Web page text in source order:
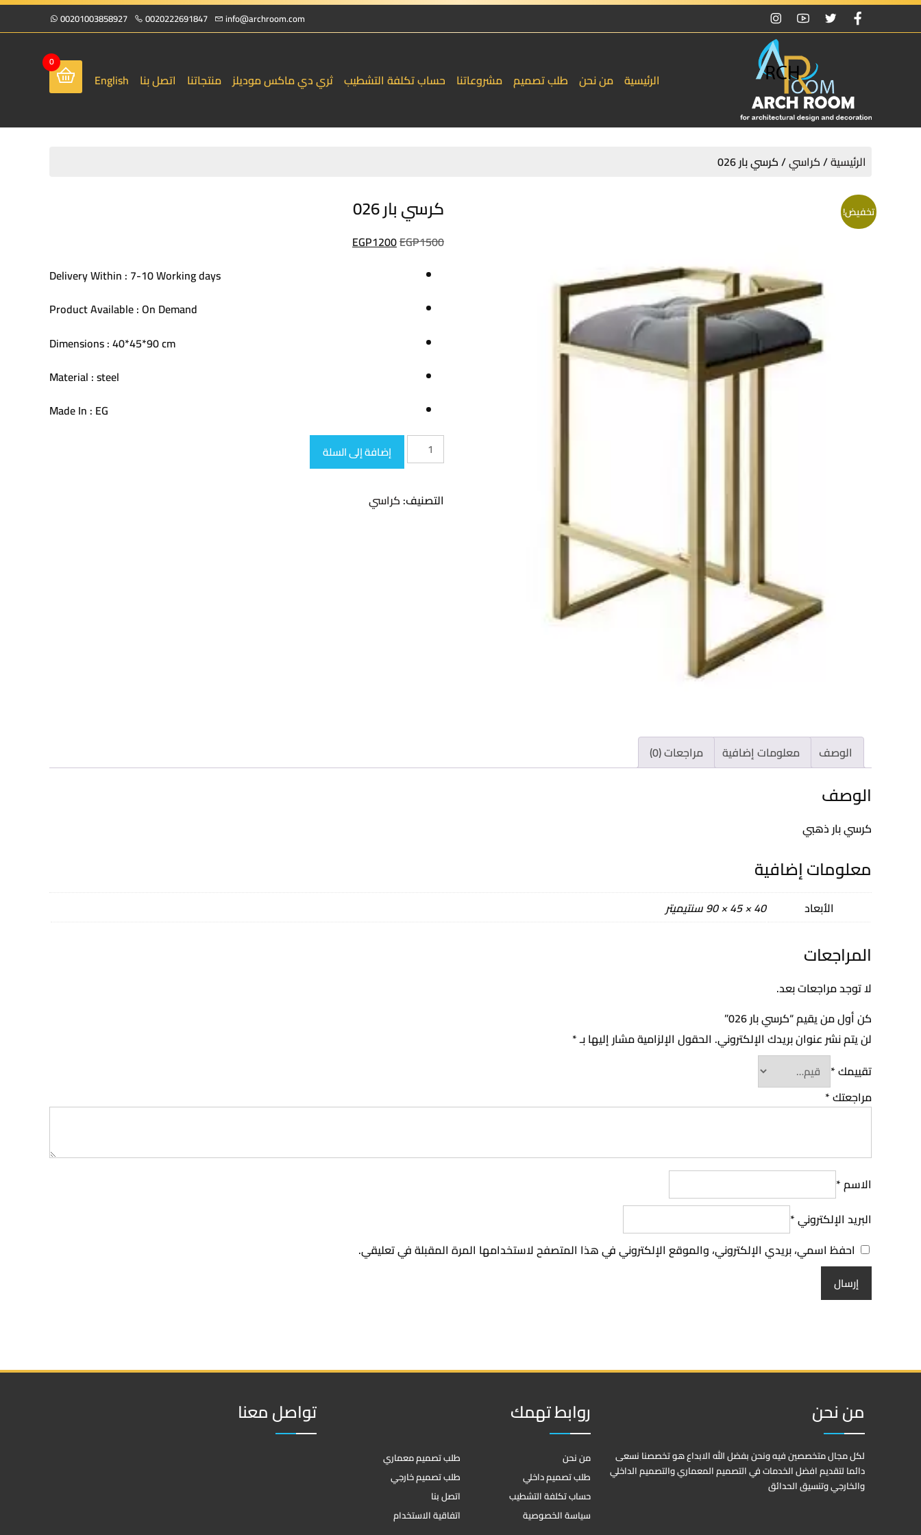
00201003858927 0020222691847 info@archroom.com
0
الرئيسية من نحن طلب تصميم مشروعاتنا حساب تكلفة التشطيب ثري دي ماكس موديلز منتجاتنا اتصل بنا English
الرئيسية/كراسي/ كرسي بار 026
تخفيض! كرسي بار 026
EGP1500
السعرEGP1200
Delivery Within : 7-10 Working days
Product Available : On Demand
Dimensions : 40*45*90 cm
Material : steel
Made In : EG
كمية
كرسي
026
إضافة إلى السلة
التصنيف: كراسي
الوصف معلومات إضافية مراجعات (0)
الوصف
كرسي بار ذهبي
معلومات إضافية
الأبعاد 40 × 45 × 90 سنتيميتر
المراجعات
لا توجد مراجعات بعد.
كن أول من يقيم “كرسي بار 026”
لن يتم نشر عنوان بريدك الإلكتروني. الحقول الإلزامية مشار إليها بـ*
تقييمك*
مراجعتك*
الاسم*
البريد الإلكتروني*
احفظ اسمي، بريدي الإلكتروني، والموقع الإلكتروني في هذا المتصفح لاستخدامها المرة المقبلة في تعليقي.
من نحن
لكل مجال متخصصين فيه ونحن بفضل الله الابداع هو تخصصنا نسعى
دائما لتقديم افضل الخدمات في التصميم المعماري والتصميم الداخلي
والخارجي وتنسيق الحدائق
روابط تهمك
من نحن
طلب تصميم معماري
طلب تصميم داخلي
طلب تصميم خارجي
حساب تكلفة التشطيب
اتصل بنا
سياسة الخصوصية
اتفاقية الاستخدام
تواصل معنا